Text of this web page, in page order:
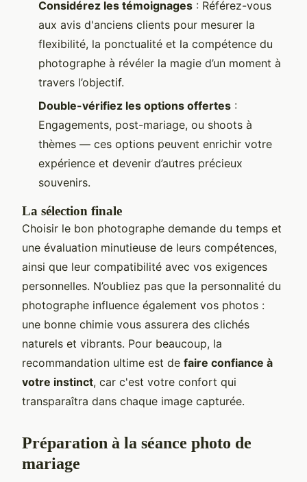
Considérez les témoignages : Référez-vous
aux avis d'anciens clients pour mesurer la
flexibilité, la ponctualité et la compétence du
photographe à révéler la magie d’un moment à
travers l’objectif.
Double-vérifiez les options offertes :
Engagements, post-mariage, ou shoots à
thèmes — ces options peuvent enrichir votre
expérience et devenir d’autres précieux
souvenirs.
La sélection finale
Choisir le bon photographe demande du temps et
une évaluation minutieuse de leurs compétences,
ainsi que leur compatibilité avec vos exigences
personnelles. N’oubliez pas que la personnalité du
photographe influence également vos photos :
une bonne chimie vous assurera des clichés
naturels et vibrants. Pour beaucoup, la
recommandation ultime est de faire confiance à
votre instinct, car c'est votre confort qui
transparaîtra dans chaque image capturée.
Préparation à la séance photo de
mariage